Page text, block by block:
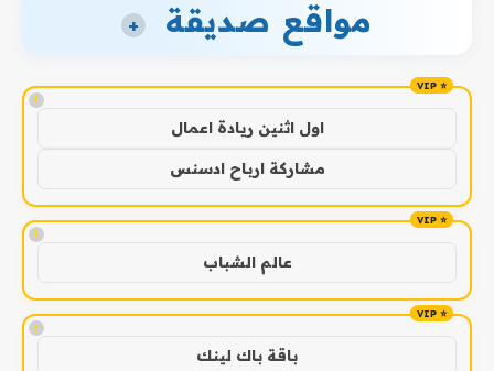
مواقع صديقة +
!
اول اثنين ريادة اعمال
مشاركة ارباح ادسنس
!
عالم الشباب
!
باقة باك لينك